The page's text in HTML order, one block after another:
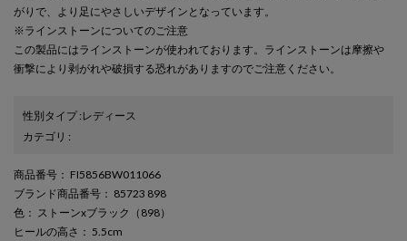
がりで、より足にやさしいデザインとなっています。
※ラインストーンについてのご注意
この製品にはラインストーンが使われております。ラインストーンは摩擦や
衝撃により剥がれや破損する恐れがありますのでご注意ください。
性別タイプ : レディース
カテゴリ :
商品番号 ： FI5856BW011066
ブランド商品番号 ： 85723 898
色 ： ストーンxブラック（898）
ヒールの高さ ： 5.5cm